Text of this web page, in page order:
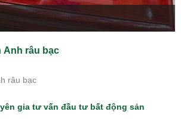
Anh râu bạc
râu bạc
gia tư vấn đầu tư bất động sản